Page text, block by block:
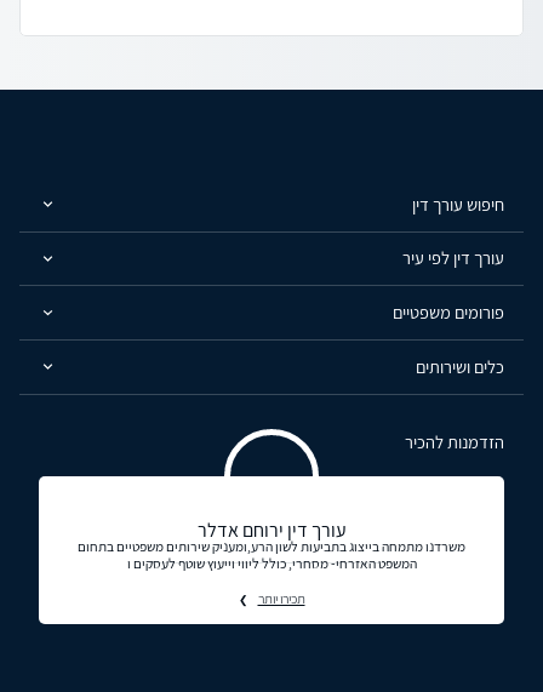
חיפוש עורך דין
עורך דין לפי עיר
פורומים משפטיים
כלים ושירותים
הזדמנות להכיר
עורך דין ירוחם אדלר
משרדנו מתמחה בייצוג בתביעות לשון הרע,ומעניק שירותים משפטיים בתחום
המשפט האזרחי- מסחרי, כולל ליווי וייעוץ שוטף לעסקים ו
תכירו יותר